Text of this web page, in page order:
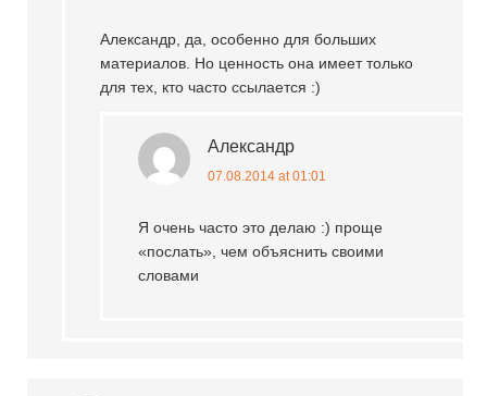
Александр, да, особенно для больших
материалов. Но ценность она имеет только
для тех, кто часто ссылается :)
Александр
07.08.2014 at 01:01
Я очень часто это делаю :) проще
«послать», чем объяснить своими
словами